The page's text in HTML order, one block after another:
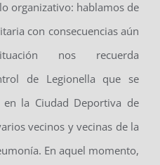
organizativo: hablamos de
con consecuencias aún
nos recuerda
de Legionella que se
la Ciudad Deportiva de
vecinos y vecinas de la
En aquel momento,